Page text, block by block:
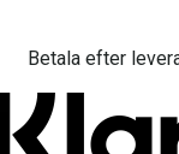
Betala efter